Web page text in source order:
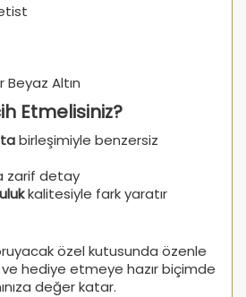
Beyaz Altın
Etmelisiniz?
birleşimiyle benzersiz
zarif detay
kalitesiyle fark yaratır
özel kutusunda özenle
ve hediye etmeye hazır biçimde
değer katar.